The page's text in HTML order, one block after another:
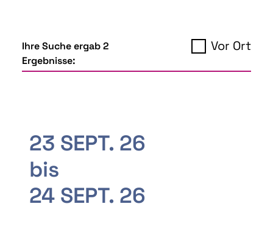
Ihre Suche ergab 2
Ergebnisse:
Vor Ort
23 SEPT. 26
bis
24 SEPT. 26